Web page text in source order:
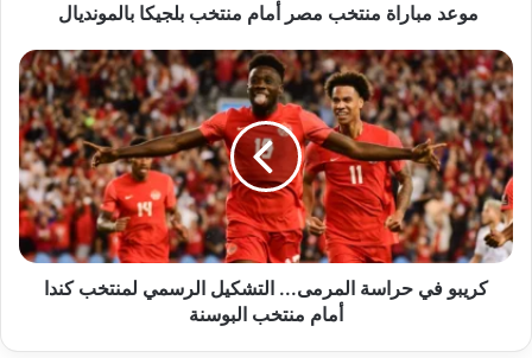
موعد مباراة منتخب مصر أمام منتخب بلجيكا بالمونديال
كريبو
في
حراسة
المرمى...
التشكيل
الرسمي
لمنتخب
كندا
أمام
منتخبكريبو في حراسة المرمى... التشكيل الرسمي لمنتخب كندا
أمام منتخب البوسنة